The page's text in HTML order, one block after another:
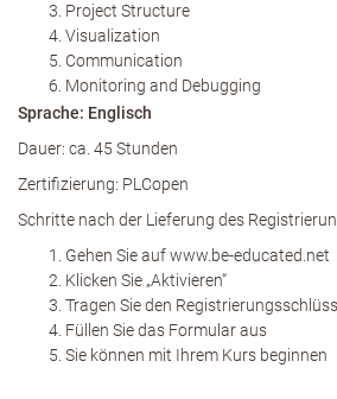
Project Structure
Visualization
Communication
Monitoring and Debugging
Sprache: Englisch
Dauer: ca. 45 Stunden
Zertifizierung: PLCopen
Schritte nach der Lieferung des
Gehen Sie auf www.be-educated.net
Klicken Sie „Aktivieren“
Tragen Sie den
Füllen Sie das Formular aus
Sie können mit Ihrem Kurs beginnen